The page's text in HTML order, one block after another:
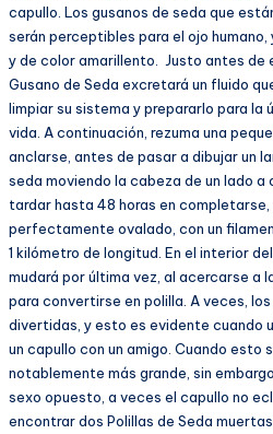
capullo. Los gusanos de seda que
serán perceptibles para el ojo
y de color amarillento. Justo antes de
Gusano de Seda excretará un fluido
limpiar su sistema y prepararlo para la
vida. A continuación, rezuma una
anclarse, antes de pasar a dibujar un
seda moviendo la cabeza de un lado
tardar hasta 48 horas en completarse,
perfectamente ovalado, con un
1 kilómetro de longitud. En el interior
mudará por última vez, al acercarse a
para convertirse en polilla. A veces,
divertidas, y esto es evidente cuando
un capullo con un amigo. Cuando esto
notablemente más grande, sin
sexo opuesto, a veces el capullo no
encontrar dos Polillas de Seda